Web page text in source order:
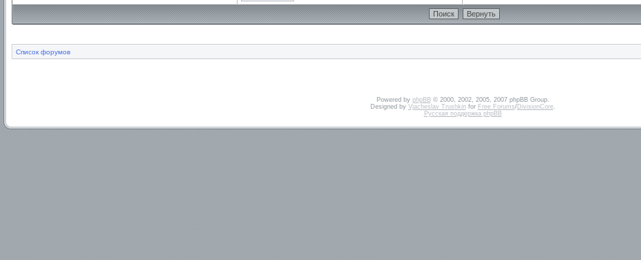
Список форумов
Powered by phpBB© 2000, 2002, 2005, 2007 phpBB Group.
Designed by Vjacheslav Trushkinfor Free Forums/DivisionCore.
Русская поддержка phpBB